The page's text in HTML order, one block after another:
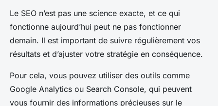
Le SEO n’est pas une science exacte, et ce qui
fonctionne aujourd’hui peut ne pas fonctionner
demain. Il est important de suivre régulièrement vos
résultats et d’ajuster votre stratégie en conséquence.
Pour cela, vous pouvez utiliser des outils comme
Google Analytics ou Search Console, qui peuvent
vous fournir des informations précieuses sur le